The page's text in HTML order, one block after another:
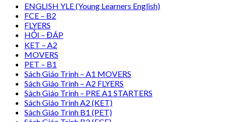
ENGLISH YLE (Young Learners English)
FCE – B2
FLYERS
HỎI – ĐÁP
KET – A2
MOVERS
PET – B1
Sách Giáo Trình – A1 MOVERS
Sách Giáo Trình – A2 FLYERS
Sách Giáo Trình – PRE A1 STARTERS
Sách Giáo Trình A2 (KET)
Sách Giáo Trình B1 (PET)